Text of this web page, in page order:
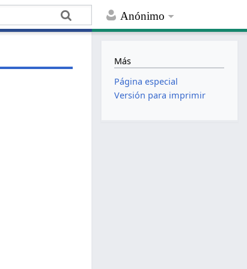
Anónimo
Más
Página especial
Versión para imprimir